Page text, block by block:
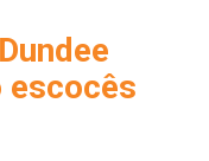
escocês